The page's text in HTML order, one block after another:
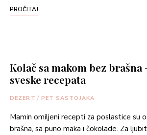
PROČITAJ
Kolač sa makom bez brašna
sveske recepata
DEZERT / PET SASTOJAKA
Mamin omiljeni recepti za poslastice su
brašna, sa puno maka i čokolade. Za